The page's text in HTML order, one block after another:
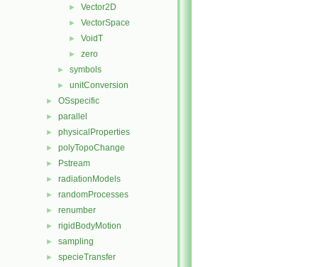
► Vector2D
► VectorSpace
► VoidT
► zero
► symbols
► unitConversion
► OSspecific
► parallel
► physicalProperties
► polyTopoChange
► Pstream
► radiationModels
► randomProcesses
► renumber
► rigidBodyMotion
► sampling
► specieTransfer